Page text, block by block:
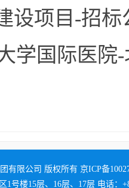
设项目-招标
学国际医院
有限公司 版权所有 京ICP备
号楼15层、16层、17层 电话：